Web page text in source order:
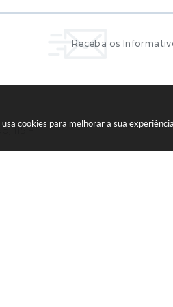
cookies para melhorar a sua
Receba os
115 -